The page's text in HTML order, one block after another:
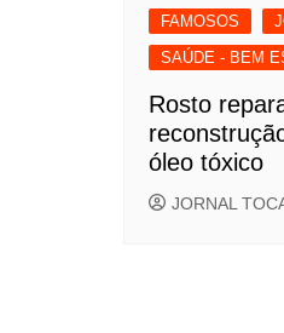
FAMOSOS
SAÚDE - BEM
Rosto
óleo tóxico
JORNAL